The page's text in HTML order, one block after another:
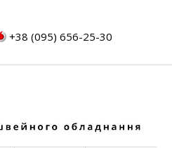
+38 (095) 656-25-30